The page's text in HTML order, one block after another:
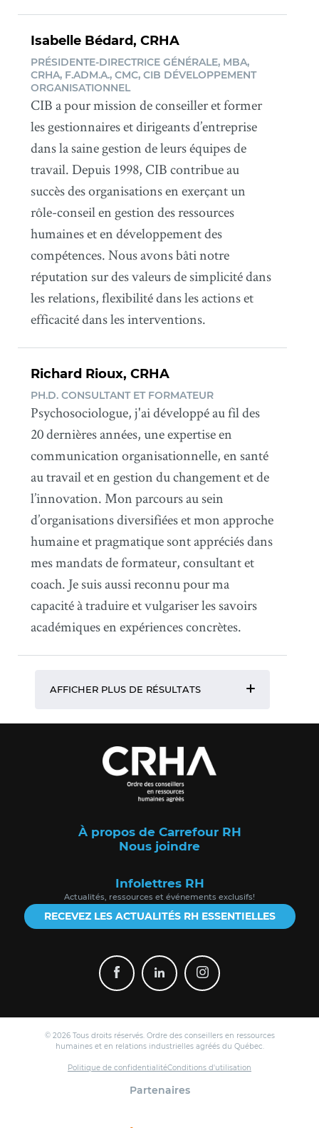
Isabelle Bédard, CRHA
PRÉSIDENTE-DIRECTRICE GÉNÉRALE, MBA,
CRHA, F.ADM.A., CMC, CIB DÉVELOPPEMENT
ORGANISATIONNEL
CIB a pour mission de conseiller et former
les gestionnaires et dirigeants d’entreprise
dans la saine gestion de leurs équipes de
travail. Depuis 1998, CIB contribue au
succès des organisations en exerçant un
rôle-conseil en gestion des ressources
humaines et en développement des
compétences. Nous avons bâti notre
réputation sur des valeurs de simplicité dans
les relations, flexibilité dans les actions et
efficacité dans les interventions.
Richard Rioux, CRHA
PH.D. CONSULTANT ET FORMATEUR
Psychosociologue, j'ai développé au fil des
20 dernières années, une expertise en
communication organisationnelle, en santé
au travail et en gestion du changement et de
l’innovation. Mon parcours au sein
d’organisations diversifiées et mon approche
humaine et pragmatique sont appréciés dans
mes mandats de formateur, consultant et
coach. Je suis aussi reconnu pour ma
capacité à traduire et vulgariser les savoirs
académiques en expériences concrètes.
AFFICHER PLUS DE RÉSULTATS
À propos de Carrefour RH
Nous joindre
Infolettres RH
Actualités, ressources et événements exclusifs!
RECEVEZ LES ACTUALITÉS RH ESSENTIELLES
© 2026 Tous droits réservés. Ordre des conseillers en ressources
humaines et en relations industrielles agréés du Québec.
Politique de confidentialitéConditions d'utilisation
Partenaires